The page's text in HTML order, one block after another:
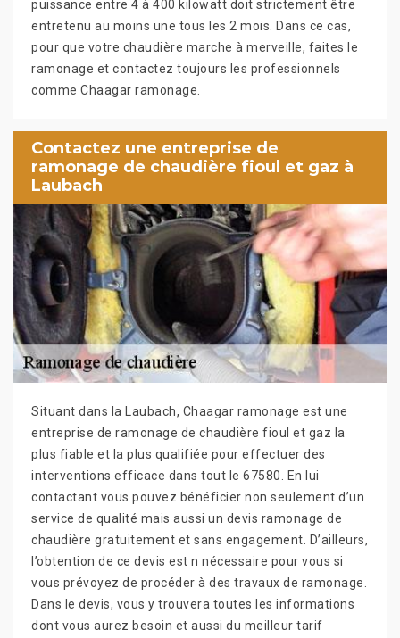
puissance entre 4 à 400 kilowatt doit strictement être
entretenu au moins une tous les 2 mois. Dans ce cas,
pour que votre chaudière marche à merveille, faites le
ramonage et contactez toujours les professionnels
comme Chaagar ramonage.
Contactez une entreprise de
ramonage de chaudière fioul et gaz à
Laubach
Situant dans la Laubach, Chaagar ramonage est une
entreprise de ramonage de chaudière fioul et gaz la
plus fiable et la plus qualifiée pour effectuer des
interventions efficace dans tout le 67580. En lui
contactant vous pouvez bénéficier non seulement d’un
service de qualité mais aussi un devis ramonage de
chaudière gratuitement et sans engagement. D’ailleurs,
l’obtention de ce devis est n nécessaire pour vous si
vous prévoyez de procéder à des travaux de ramonage.
Dans le devis, vous y trouvera toutes les informations
dont vous aurez besoin et aussi du meilleur tarif